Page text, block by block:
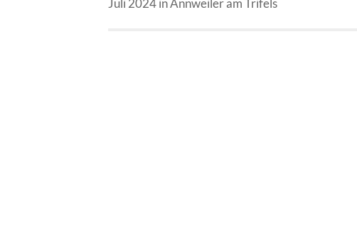
Juli 2024 in Annweiler am Trifels